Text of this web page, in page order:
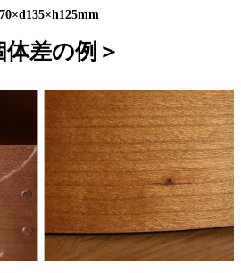
体差の例＞